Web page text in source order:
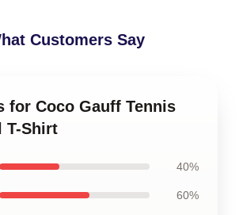
Customers Say
for Coco Gauff Tennis
T-Shirt
40%
60%